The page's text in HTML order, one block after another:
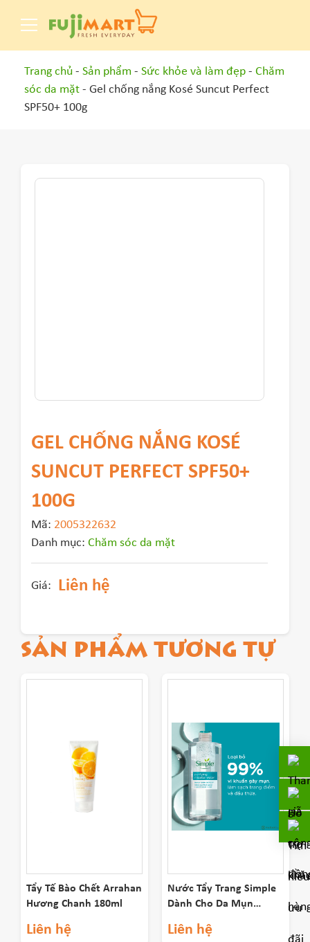
Trang chủ - Sản phẩm - Sức khỏe và làm đẹp - Chăm
sóc da mặt - Gel chống nắng Kosé Suncut Perfect
SPF50+ 100g
GEL CHỐNG NẮNG KOSÉ
SUNCUT PERFECT SPF50+
100G
Mã: 2005322632
Danh mục: Chăm sóc da mặt
Giá: Liên hệ
SẢN PHẨM TƯƠNG TỰ
Tẩy Tế Bào Chết Arrahan
Hương Chanh 180ml
Liên hệ
Nước Tẩy Trang Simple
Dành Cho Da Mụn
Liên hệ